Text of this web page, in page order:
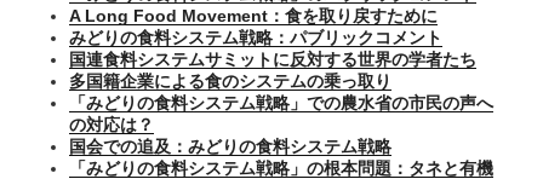
A Long Food Movement：食を取り戻すために
みどりの食料システム戦略：パブリックコメント
国連食料システムサミットに反対する世界の学者たち
多国籍企業による食のシステムの乗っ取り
「みどりの食料システム戦略」での農水省の市民の声へ
の対応は？
国会での追及：みどりの食料システム戦略
「みどりの食料システム戦略」の根本問題：タネと有機